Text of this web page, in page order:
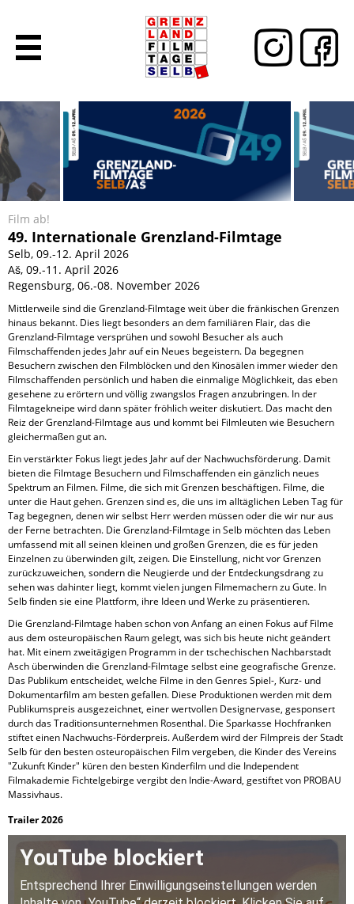
Film ab!
49. Internationale Grenzland-Filmtage
Selb, 09.-12. April 2026
Aš, 09.-11. April 2026
Regensburg, 06.-08. November 2026
Mittlerweile sind die Grenzland-Filmtage weit über die fränkischen Grenzen
hinaus bekannt. Dies liegt besonders an dem familiären Flair, das die
Grenzland-Filmtage versprühen und sowohl Besucher als auch
Filmschaffenden jedes Jahr auf ein Neues begeistern. Da begegnen
Besuchern zwischen den Filmblöcken und den Kinosälen immer wieder den
Filmschaffenden persönlich und haben die einmalige Möglichkeit, das eben
gesehene zu erörtern und völlig zwangslos Fragen anzubringen. In der
Filmtagekneipe wird dann später fröhlich weiter diskutiert. Das macht den
Reiz der Grenzland-Filmtage aus und kommt bei Filmleuten wie Besuchern
gleichermaßen gut an.
Ein verstärkter Fokus liegt jedes Jahr auf der Nachwuchsförderung. Damit
bieten die Filmtage Besuchern und Filmschaffenden ein gänzlich neues
Spektrum an Filmen. Filme, die sich mit Grenzen beschäftigen. Filme, die
unter die Haut gehen. Grenzen sind es, die uns im alltäglichen Leben Tag für
Tag begegnen, denen wir selbst Herr werden müssen oder die wir nur aus
der Ferne betrachten. Die Grenzland-Filmtage in Selb möchten das Leben
umfassend mit all seinen kleinen und großen Grenzen, die es für jeden
Einzelnen zu überwinden gilt, zeigen. Die Einstellung, nicht vor Grenzen
zurückzuweichen, sondern die Neugierde und der Entdeckungsdrang zu
sehen was dahinter liegt, kommt vielen jungen Filmemachern zu Gute. In
Selb finden sie eine Plattform, ihre Ideen und Werke zu präsentieren.
Die Grenzland-Filmtage haben schon von Anfang an einen Fokus auf Filme
aus dem osteuropäischen Raum gelegt, was sich bis heute nicht geändert
hat. Mit einem zweitägigen Programm in der tschechischen Nachbarstadt
Asch überwinden die Grenzland-Filmtage selbst eine geografische Grenze.
Das Publikum entscheidet, welche Filme in den Genres Spiel-, Kurz- und
Dokumentarfilm am besten gefallen. Diese Produktionen werden mit dem
Publikumspreis ausgezeichnet, einer wertvollen Designervase, gesponsert
durch das Traditionsunternehmen Rosenthal. Die Sparkasse Hochfranken
stiftet einen Nachwuchs-Förderpreis. Außerdem wird der Filmpreis der Stadt
Selb für den besten osteuropäischen Film vergeben, die Kinder des Vereins
"Zukunft Kinder" küren den besten Kinderfilm und die Independent
Filmakademie Fichtelgebirge vergibt den Indie-Award, gestiftet von PROBAU
Massivhaus.
Trailer 2026